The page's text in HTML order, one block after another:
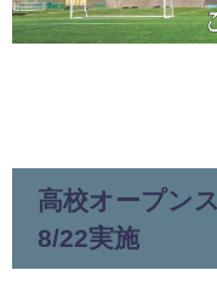
高校オープン
8/22実施